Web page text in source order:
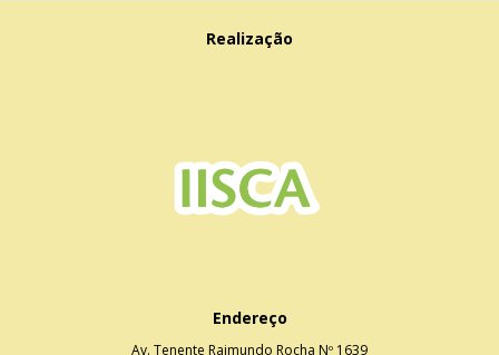
Realização
Endereço
Av. Tenente Raimundo Rocha Nº 1639